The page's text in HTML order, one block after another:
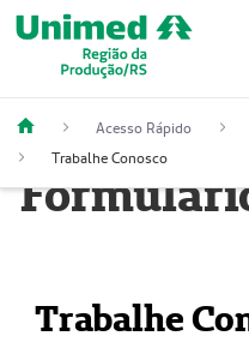
Acesso Rápido
Trabalhe Conosco
Trabalhe